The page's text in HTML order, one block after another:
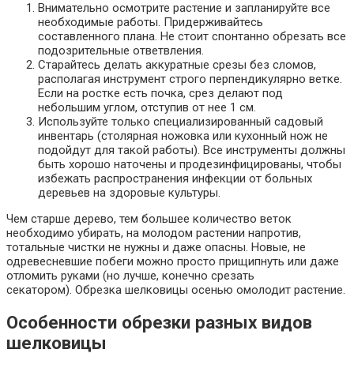
Внимательно осмотрите растение и запланируйте все
необходимые работы. Придерживайтесь
составленного плана. Не стоит спонтанно обрезать все
подозрительные ответвления.
Старайтесь делать аккуратные срезы без сломов,
располагая инструмент строго перпендикулярно ветке.
Если на ростке есть почка, срез делают под
небольшим углом, отступив от нее 1 см.
Используйте только специализированный садовый
инвентарь (столярная ножовка или кухонный нож не
подойдут для такой работы). Все инструменты должны
быть хорошо наточены и продезинфицированы, чтобы
избежать распространения инфекции от больных
деревьев на здоровые культуры.
Чем старше дерево, тем большее количество веток
необходимо убирать, на молодом растении напротив,
тотальные чистки не нужны и даже опасны. Новые, не
одревесневшие побеги можно просто прищипнуть или даже
отломить руками (но лучше, конечно срезать
секатором). Обрезка шелковицы осенью омолодит растение.
Особенности обрезки разных видов
шелковицы